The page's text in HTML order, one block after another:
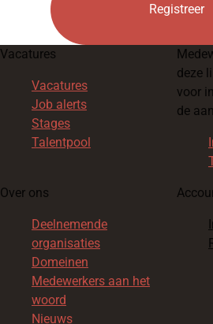
Registreer
Vacatures
Vacatures
Job alerts
Stages
Talentpool
deze
voor
de
Over ons
Deelnemende
organisaties
Domeinen
Medewerkers aan het
woord
Nieuws